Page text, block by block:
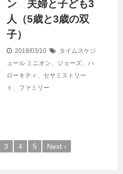
ン 夫婦と子ども3
人（5歳と3歳の双
子）
2018/03/10
タイムスケジ
ュール ミニオン、ジョーズ、ハ
ローキティ、セサミストリー
ト、ファミリー
3 4 5
Next ›